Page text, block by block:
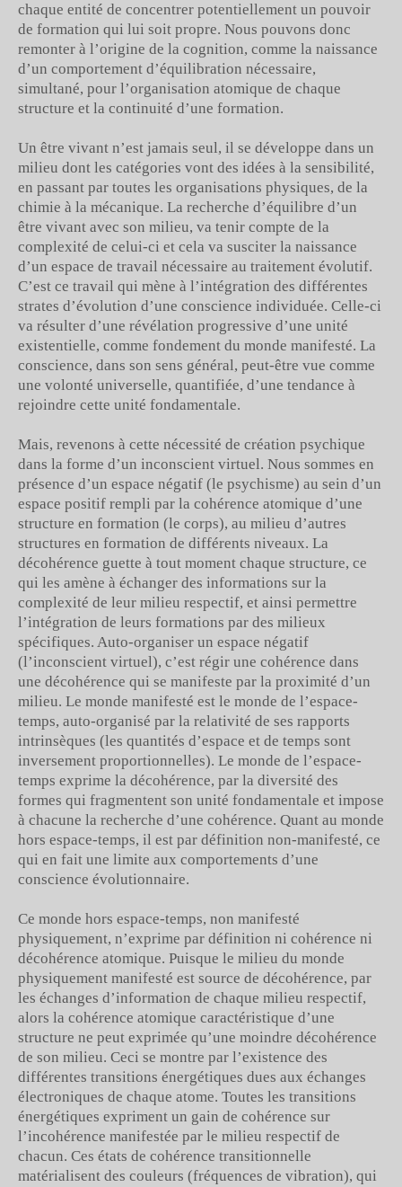
chaque entité de concentrer potentiellement un pouvoir
de formation qui lui soit propre. Nous pouvons donc
remonter à l’origine de la cognition, comme la naissance
d’un comportement d’équilibration nécessaire,
simultané, pour l’organisation atomique de chaque
structure et la continuité d’une formation.
Un être vivant n’est jamais seul, il se développe dans un
milieu dont les catégories vont des idées à la sensibilité,
en passant par toutes les organisations physiques, de la
chimie à la mécanique. La recherche d’équilibre d’un
être vivant avec son milieu, va tenir compte de la
complexité de celui-ci et cela va susciter la naissance
d’un espace de travail nécessaire au traitement évolutif.
C’est ce travail qui mène à l’intégration des différentes
strates d’évolution d’une conscience individuée. Celle-ci
va résulter d’une révélation progressive d’une unité
existentielle, comme fondement du monde manifesté. La
conscience, dans son sens général, peut-être vue comme
une volonté universelle, quantifiée, d’une tendance à
rejoindre cette unité fondamentale.
Mais, revenons à cette nécessité de création psychique
dans la forme d’un inconscient virtuel. Nous sommes en
présence d’un espace négatif (le psychisme) au sein d’un
espace positif rempli par la cohérence atomique d’une
structure en formation (le corps), au milieu d’autres
structures en formation de différents niveaux. La
décohérence guette à tout moment chaque structure, ce
qui les amène à échanger des informations sur la
complexité de leur milieu respectif, et ainsi permettre
l’intégration de leurs formations par des milieux
spécifiques. Auto-organiser un espace négatif
(l’inconscient virtuel), c’est régir une cohérence dans
une décohérence qui se manifeste par la proximité d’un
milieu. Le monde manifesté est le monde de l’espace-
temps, auto-organisé par la relativité de ses rapports
intrinsèques (les quantités d’espace et de temps sont
inversement proportionnelles). Le monde de l’espace-
temps exprime la décohérence, par la diversité des
formes qui fragmentent son unité fondamentale et impose
à chacune la recherche d’une cohérence. Quant au monde
hors espace-temps, il est par définition non-manifesté, ce
qui en fait une limite aux comportements d’une
conscience évolutionnaire.
Ce monde hors espace-temps, non manifesté
physiquement, n’exprime par définition ni cohérence ni
décohérence atomique. Puisque le milieu du monde
physiquement manifesté est source de décohérence, par
les échanges d’information de chaque milieu respectif,
alors la cohérence atomique caractéristique d’une
structure ne peut exprimée qu’une moindre décohérence
de son milieu. Ceci se montre par l’existence des
différentes transitions énergétiques dues aux échanges
électroniques de chaque atome. Toutes les transitions
énergétiques expriment un gain de cohérence sur
l’incohérence manifestée par le milieu respectif de
chacun. Ces états de cohérence transitionnelle
matérialisent des couleurs (fréquences de vibration), qui